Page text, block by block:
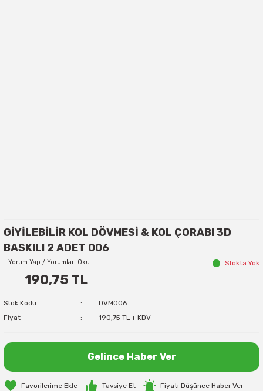
GİYİLEBİLİR KOL DÖVMESİ & KOL ÇORABI 3D
BASKILI 2 ADET 006
Yorum Yap / Yorumları Oku Stokta Yok
190,75 TL
Stok Kodu
DVM006
Fiyat
190,75 TL + KDV
Gelince Haber Ver
Tavsiye Et Fiyatı Düşünce Haber Ver